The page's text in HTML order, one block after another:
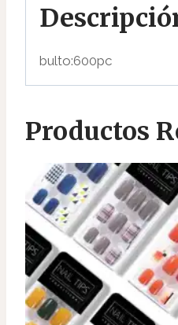
bulto:600pc
Productos